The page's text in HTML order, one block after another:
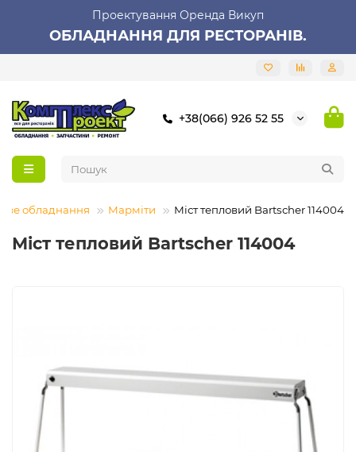
Проектування Оренда Викуп
ОБЛАДНАННЯ ДЛЯ РЕСТОРАНІВ.
+38(066) 926 52 55
обладнання Марміти Міст тепловий Bartscher 114004
Міст тепловий Bartscher 114004